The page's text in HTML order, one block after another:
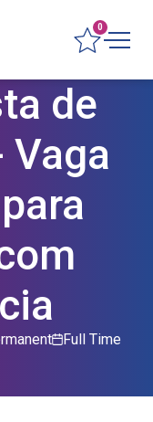
0
de
Vaga
Full Time